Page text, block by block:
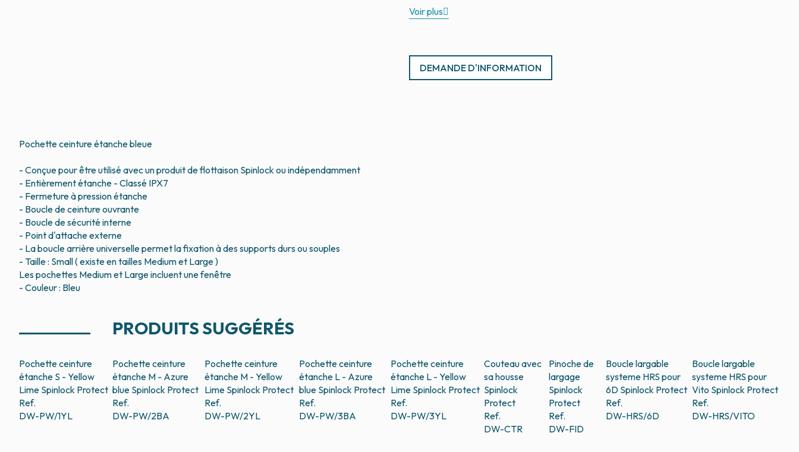
Voir plus
Pochette ceinture étanche bleue
- Conçue pour être utilisé avec un produit de flottaison Spinlock ou indépendamment
- Entièrement étanche - Classé IPX7
- Fermeture à pression étanche
- Boucle de ceinture ouvrante
- Boucle de sécurité interne
- Point d'attache externe
- La boucle arrière universelle permet la fixation à des supports durs ou souples
- Taille : Small ( existe en tailles Medium et Large )
Les pochettes Medium et Large incluent une fenêtre
DEMANDE D'INFORMATION
PRODUITS SUGGÉRÉS
Pochette ceinture
étanche S - Yellow
Lime Spinlock Protect
Ref.
DW-PW/1YL
Pochette ceinture
étanche M - Azure
blue Spinlock Protect
Ref.
DW-PW/2BA
Pochette ceinture
étanche M - Yellow
Lime Spinlock Protect
Ref.
DW-PW/2YL
Pochette ceinture
étanche L - Azure
blue Spinlock Protect
Ref.
DW-PW/3BA
Pochette ceinture
étanche L - Yellow
Lime Spinlock Protect
Ref.
DW-PW/3YL
Couteau avec
sa housse
Spinlock
Protect
Ref.
DW-CTR
Pinoche de
largage
Spinlock
Protect
Ref.
DW-FID
Boucle largable
systeme HRS pour
6D Spinlock Protect
Ref.
DW-HRS/6D
Boucle largable
systeme HRS pour
Vito Spinlock Protect
Ref.
DW-HRS/VITO